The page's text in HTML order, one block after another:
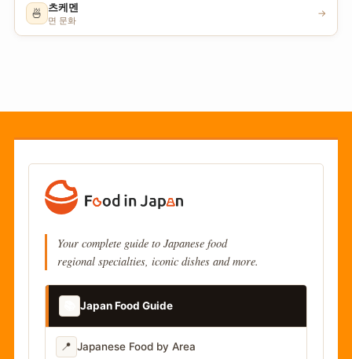
🍜 츠케멘
면 문화
→
Your complete guide to Japanese food
regional specialties, iconic dishes and more.
Japan Food Guide
📍 Japanese Food by Area